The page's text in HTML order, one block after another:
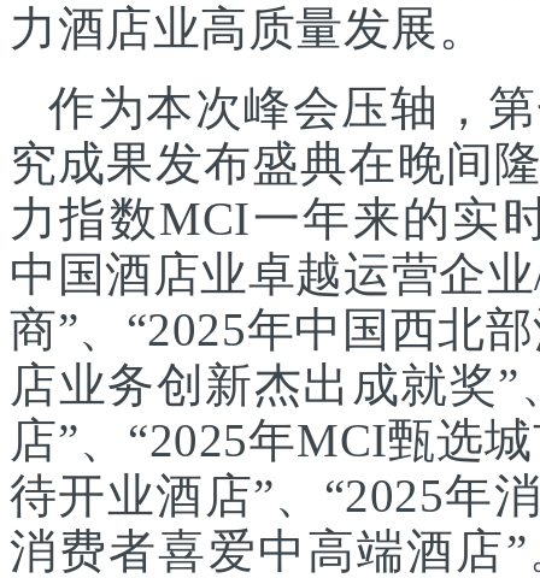
力酒店业高质量发展。
作为本次峰会压轴，
究成果发布盛典在晚间
力指数MCI一年来的实
中国酒店业卓越运营企
商”、“2025年中国西北
店业务创新杰出成就奖
店”、“2025年MCI甄选
待开业酒店”、“2025年
消费者喜爱中高端酒店